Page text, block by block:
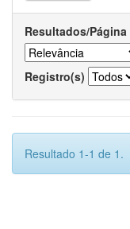
Resultados/Página
Registro(s)
Resultado 1-1 de 1.